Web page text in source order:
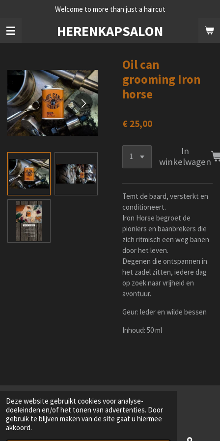
Deze website gebruikt cookies voor analyse-
doeleinden en/of het tonen van advertenties. Door
gebruik te blijven maken van de site gaat u hiermee
akkoord.
naar
de
HERENKAPSALON
Welcome to more than just a haircut
Oil can
grooming Iron
horse
€ 25,00
In
winkelwagen
Temt de baard, versterkt en
conditioneert.
Iron Horse begroet de
pioniers en baanbrekers die
zich ritmisch een weg banen
door het leven.
Degenen die ontspannen in
het zadel zitten, iedere dag
op zoek naar vrijheid en
avontuur.
Geur: leder en wilde bessen
Inhoud: 50 ml